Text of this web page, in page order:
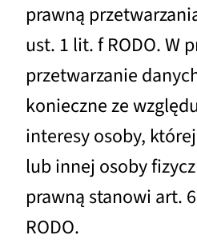
prawną
ust. 1 lit. f RODO. W
przetwarzanie
konieczne ze
interesy osoby,
lub innej osoby
prawną stanowi art.
RODO.